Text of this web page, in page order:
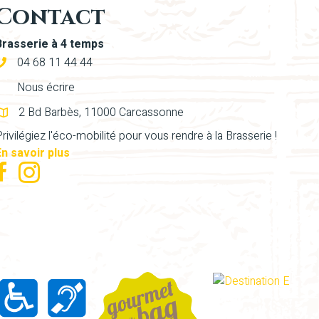
à 4 temps
04 68 11 44 44
Nous écrire
2 Bd Barbès, 11000 Carcassonne
l'éco-mobilité pour vous rendre à la Brasserie !
savoir plus